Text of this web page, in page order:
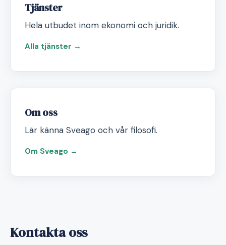
Tjänster
Hela utbudet inom ekonomi och juridik.
Alla tjänster →
Om oss
Lär känna Sveago och vår filosofi.
Om Sveago →
Kontakta oss